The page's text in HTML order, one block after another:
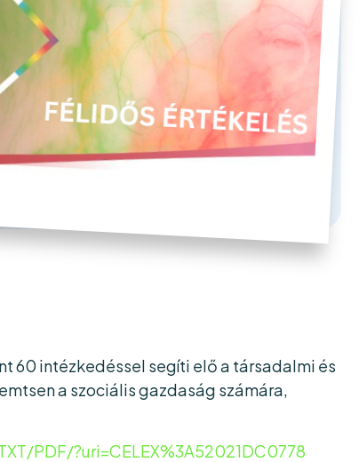
60 intézkedéssel segíti elő a társadalmi és
a szociális gazdaság számára,
PDF/?uri=CELEX%3A52021DC0778